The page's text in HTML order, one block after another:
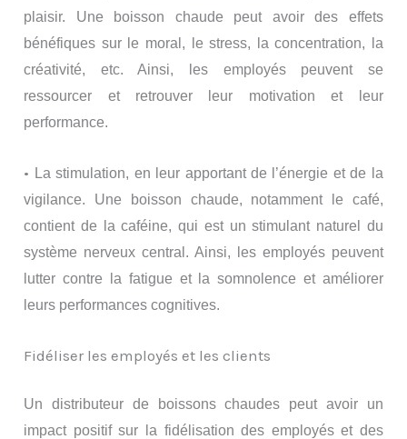
plaisir. Une boisson chaude peut avoir des effets
bénéfiques sur le moral, le stress, la concentration, la
créativité, etc. Ainsi, les employés peuvent se
ressourcer et retrouver leur motivation et leur
performance.
• La stimulation, en leur apportant de l’énergie et de la
vigilance. Une boisson chaude, notamment le café,
contient de la caféine, qui est un stimulant naturel du
système nerveux central. Ainsi, les employés peuvent
lutter contre la fatigue et la somnolence et améliorer
leurs performances cognitives.
Fidéliser les employés et les clients
Un distributeur de boissons chaudes peut avoir un
impact positif sur la fidélisation des employés et des